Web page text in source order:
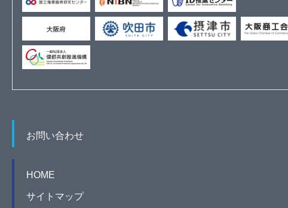
お問い合わせ
HOME
サイトマップ